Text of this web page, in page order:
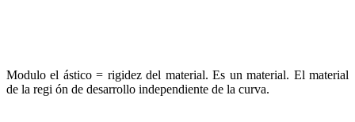
Modulo el ástico = rigidez del material. Es un material. El material
de la regi ón de desarrollo independiente de la curva.